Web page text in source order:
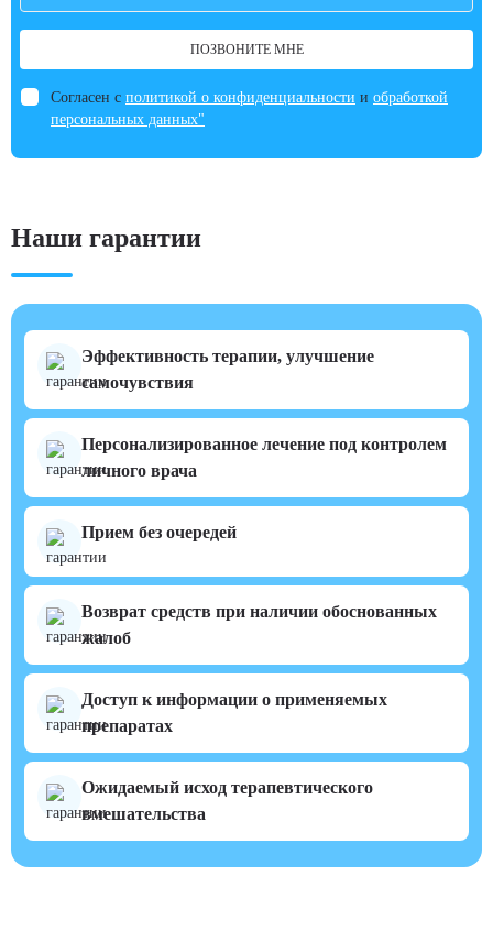
ПОЗВОНИТЕ МНЕ
Согласен с политикой о конфиденциальности и обработкой
персональных данных"
Наши гарантии
Эффективность терапии, улучшение
самочувствия
Персонализированное лечение под контролем
личного врача
Прием без очередей
Возврат средств при наличии обоснованных
жалоб
Доступ к информации о применяемых
препаратах
Ожидаемый исход терапевтического
вмешательства